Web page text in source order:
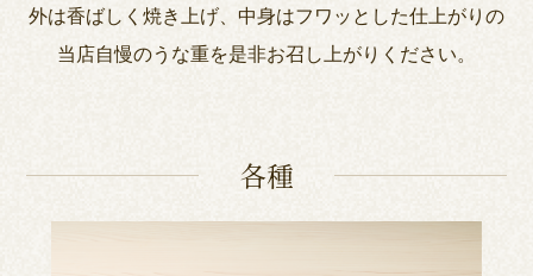
外は香ばしく焼き上げ、中身はフワッとした仕上がりの
当店自慢のうな重を是非お召し上がりください。
各種